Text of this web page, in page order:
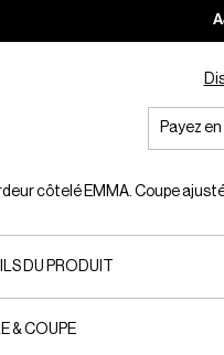
Payez
côtelé EMMA. Coupe
DU PRODUIT
& COUPE